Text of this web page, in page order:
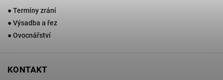
● Termíny zrání
● Výsadba a řez
● Ovocnářství
KONTAKT